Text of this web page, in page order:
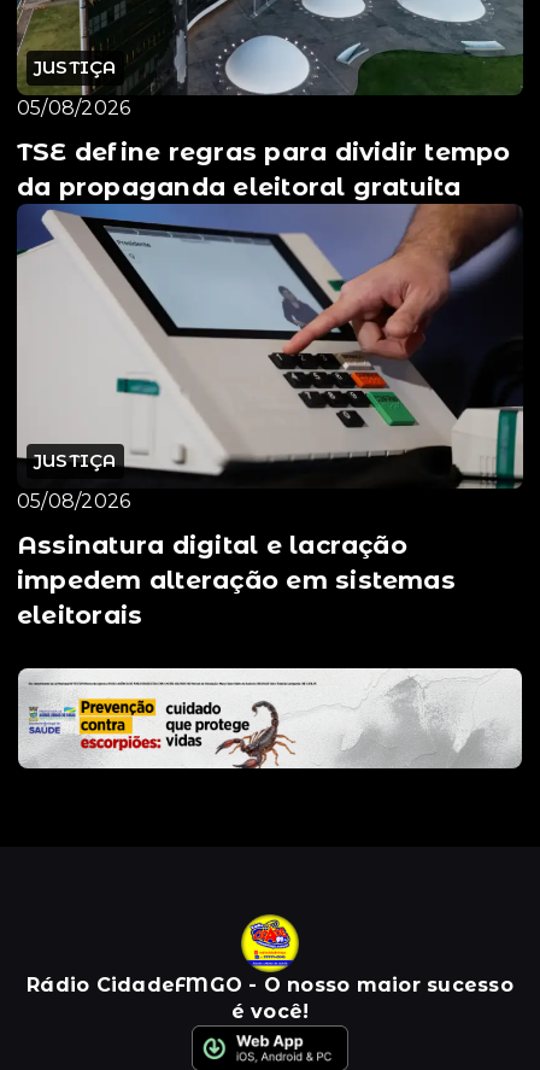
JUSTIÇA
05/08/2026
TSE define regras para dividir tempo
da propaganda eleitoral gratuita
JUSTIÇA
05/08/2026
Assinatura digital e lacração
impedem alteração em sistemas
eleitorais
Rádio CidadeFMGO - O nosso maior sucesso
é você!